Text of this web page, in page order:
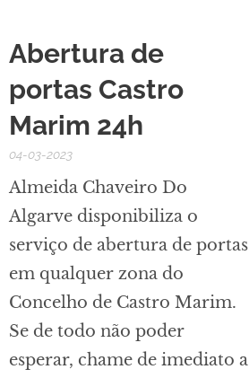
Abertura de
portas Castro
Marim 24h
04-03-2023
Almeida Chaveiro Do
Algarve disponibiliza o
serviço de abertura de portas
em qualquer zona do
Concelho de Castro Marim.
Se de todo não poder
esperar, chame de imediato a